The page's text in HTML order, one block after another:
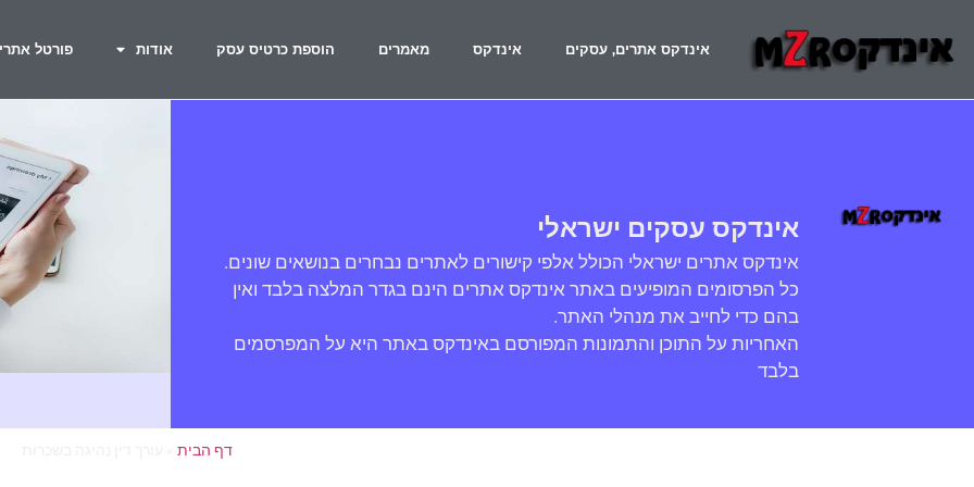
אינדקס אתרים, עסקים אינדקס מאמרים הוספת כרטיס עסק אודות פורטל
אינדקס עסקים ישראלי
אינדקס אתרים ישראלי הכולל אלפי קישורים לאתרים נבחרים בנושאים שונים.
כל הפרסומים המופיעים באתר אינדקס אתרים הינם בגדר המלצה בלבד ואין
בהם כדי לחייב את מנהלי האתר.
האחריות על התוכן והתמונות המפורסם באינדקס באתר היא על המפרסמים
בלבד
דף הבית